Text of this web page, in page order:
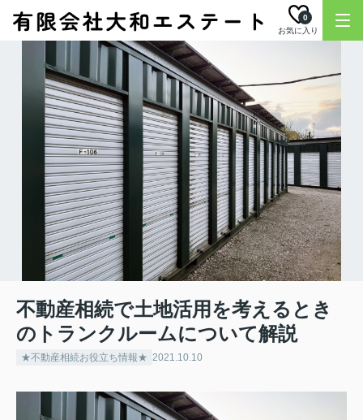
お気に入り
0
不動産相続で土地活用を考えるとき
のトランクルームについて解説
★不動産相続お役立ち情報★ 2021.10.10